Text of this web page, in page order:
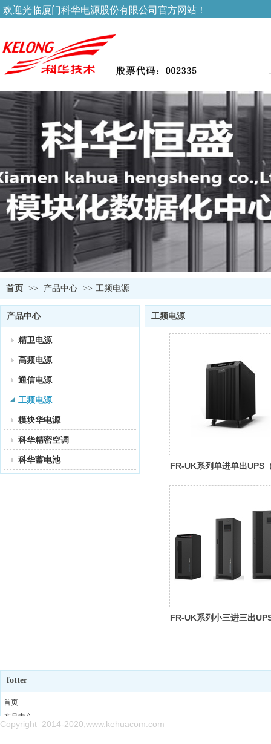
欢迎光临厦门科华电源股份有限公司官方网站！
首页 >> 产品中心 >> 工频电源
产品中心
精卫电源
高频电源
通信电源
工频电源
模块华电源
科华精密空调
科华蓄电池
工频电源
FR-UK系列单进单出UPS
FR-UK系列小三进三出
fotter
首页
产品中心
售后网点
Copyright 2014-2020,www.kehuacom.com